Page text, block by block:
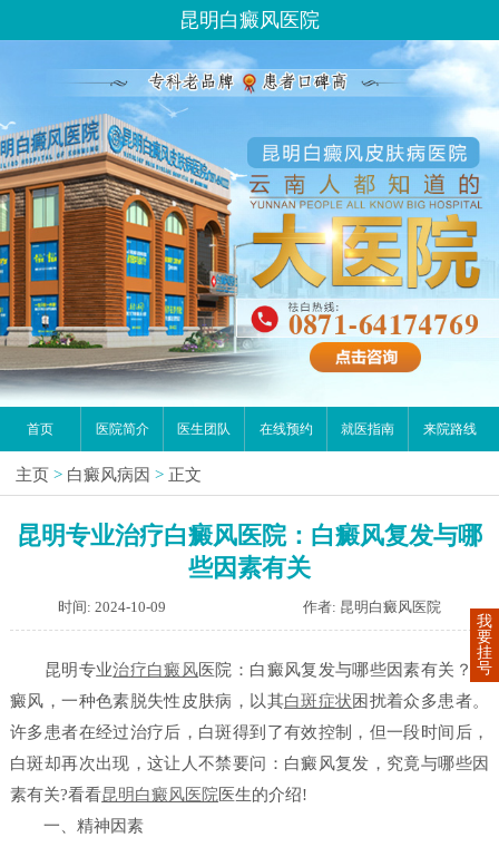
昆明白癜风医院
首页 医院简介 医生团队 在线预约 就医指南 来院路线
主页 > 白癜风病因 > 正文
昆明专业治疗白癜风医院：白癜风复发与哪
些因素有关
时间: 2024-10-09 作者: 昆明白癜风医院
昆明专业治疗白癜风医院：白癜风复发与哪些因素有关？白
癜风，一种色素脱失性皮肤病，以其白斑症状困扰着众多患者。
许多患者在经过治疗后，白斑得到了有效控制，但一段时间后，
白斑却再次出现，这让人不禁要问：白癜风复发，究竟与哪些因
素有关?看看昆明白癜风医院医生的介绍!
一、精神因素
我
要
挂
号